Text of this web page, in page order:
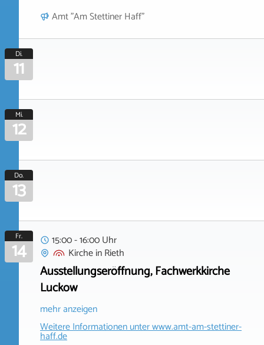
Amt "Am Stettiner Haff"
Di.
11
Mi.
12
Do.
13
Fr.
14
15:00 - 16:00 Uhr
KircheinRieth
Ausstellungseröffnung, Fachwerkkirche
Luckow
mehr anzeigen
Weitere Informationen unterwww.amt-am-stettiner-
haff.de